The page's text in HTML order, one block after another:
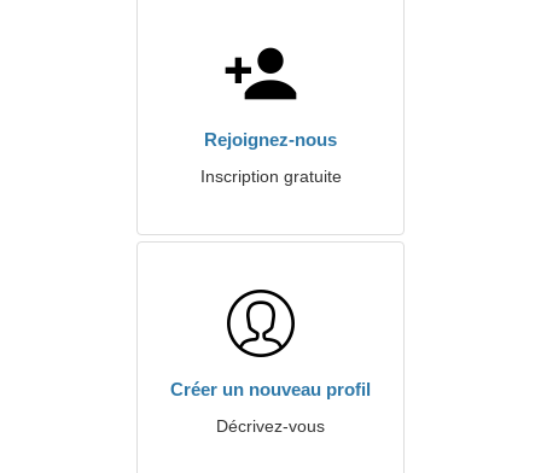
Rejoignez-nous
Inscription gratuite
Créer un nouveau profil
Décrivez-vous